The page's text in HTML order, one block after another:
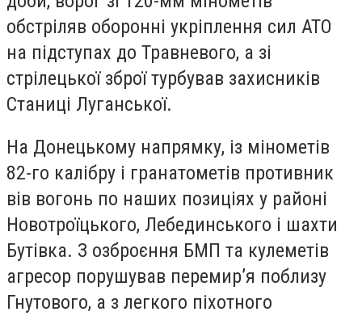
обстріляв оборонні укріплення сил АТО
на підступах до Травневого, а зі
стрілецької зброї турбував захисників
Станиці Луганської.
На Донецькому напрямку, із мінометів
82-го калібру і гранатометів противник
вів вогонь по наших позиціях у районі
Новотроїцького, Лебединського і шахти
Бутівка. З озброєння БМП та кулеметів
агресор порушував перемир’я поблизу
Гнутового, а з легкого піхотного